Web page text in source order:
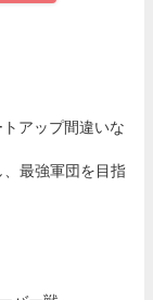
アップ間違いな
最強軍団を目指